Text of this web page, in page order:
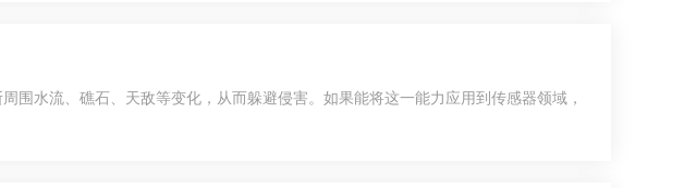
水流、礁石、天敌等变化，从而躲避侵害。如果能将这一能力应用到传感器领域，